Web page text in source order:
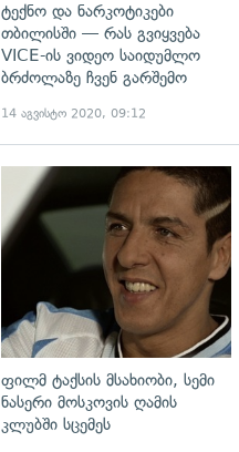
ტექნო და ნარკოტიკები
თბილისში — რას გვიყვება
VICE-ის ვიდეო საიდუმლო
ბრძოლაზე ჩვენ გარშემო
14 აგვისტო 2020, 09:12
ფილმ ტაქსის მსახიობი, სემი
ნასერი მოსკოვის ღამის
კლუბში სცემეს